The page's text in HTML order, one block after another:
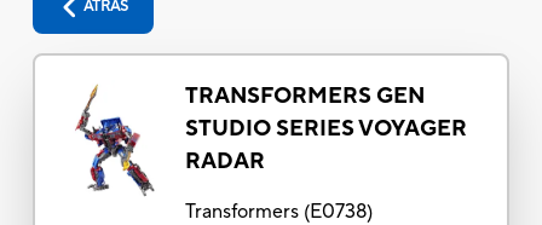
ATRÁS
TRANSFORMERS GEN
STUDIO SERIES VOYAGER
RADAR
Transformers(E0738)